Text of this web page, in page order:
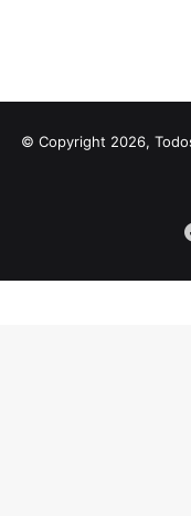
© Copyright 2026,